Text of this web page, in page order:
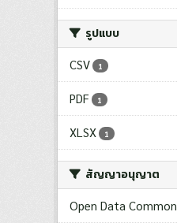
รูปแบบ
CSV 1
PDF 1
XLSX 1
สัญญาอนุญาต
Open Data Common